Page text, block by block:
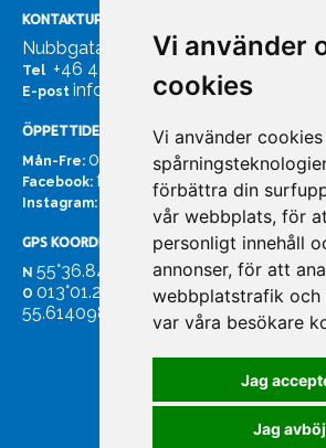
Vi använder
cookies
Vi använder
förbättra din
vår webbplats, för
personligt innehåll
annonser, för att
webbplatstrafik
var våra besökare
Jag
Jag
KONTAKTUPPGIFTER
Nubbgatan 7, 211 24 Malmö
Tel +46 40185561
E-post info@bachmans.se
ÖPPETTIDER
Mån-Fre: 07:00 - 16:00
Facebook: facebook.com/
Instagram: instagram.com/
GPS KOORDINATER
N 55°36.847
O 013°01.255'
55.614098. 13.020931'